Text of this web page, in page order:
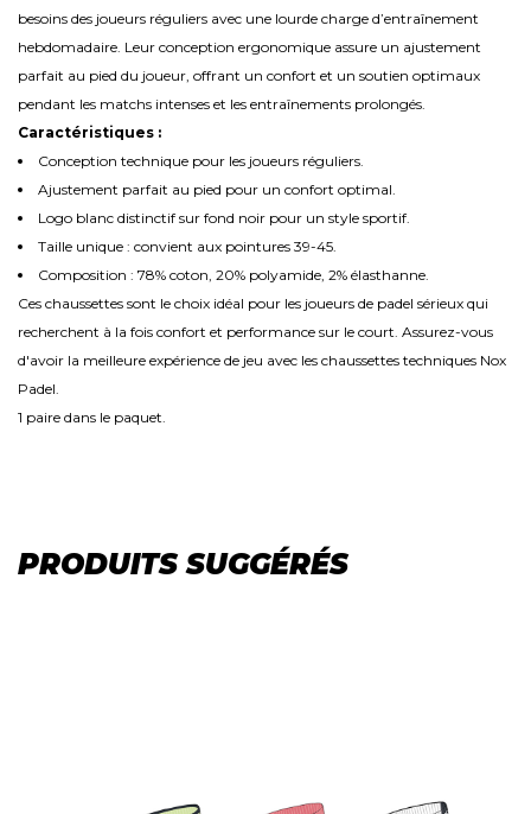
besoins des joueurs réguliers avec une lourde charge d’entraînement
hebdomadaire. Leur conception ergonomique assure un ajustement
parfait au pied du joueur, offrant un confort et un soutien optimaux
pendant les matchs intenses et les entraînements prolongés.
Caractéristiques :
Conception technique pour les joueurs réguliers.
Ajustement parfait au pied pour un confort optimal.
Logo blanc distinctif sur fond noir pour un style sportif.
Taille unique : convient aux pointures 39-45.
Composition : 78% coton, 20% polyamide, 2% élasthanne.
Ces chaussettes sont le choix idéal pour les joueurs de padel sérieux qui
recherchent à la fois confort et performance sur le court. Assurez-vous
d'avoir la meilleure expérience de jeu avec les chaussettes techniques Nox
Padel.
1 paire dans le paquet.
PRODUITS SUGGÉRÉS